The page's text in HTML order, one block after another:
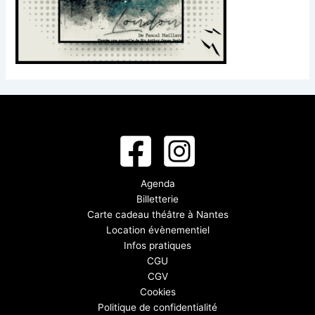
Agenda
Billetterie
Carte cadeau théâtre à Nantes
Location évènementiel
Infos pratiques
CGU
CGV
Cookies
Politique de confidentialité